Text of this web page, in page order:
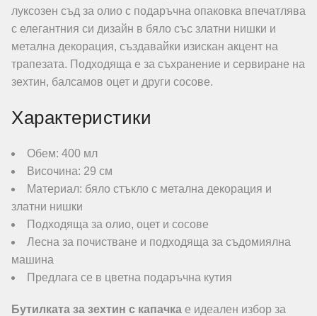
луксозен съд за олио с подаръчна опаковка впечатлява
с елегантния си дизайн в бяло със златни нишки и
метална декорация, създавайки изискан акцент на
трапезата. Подходяща е за съхранение и сервиране на
зехтин, балсамов оцет и други сосове.
Характеристики
Обем: 400 мл
Височина: 29 см
Материал: бяло стъкло с метална декорация и
златни нишки
Подходяща за олио, оцет и сосове
Лесна за почистване и подходяща за съдомиялна
машина
Предлага се в цветна подаръчна кутия
Бутилката за зехтин с капачка е идеален избор за